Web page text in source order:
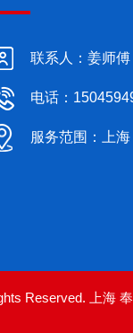
联系人：姜师傅
电话：
服务范围：上海
Reserved. 上海